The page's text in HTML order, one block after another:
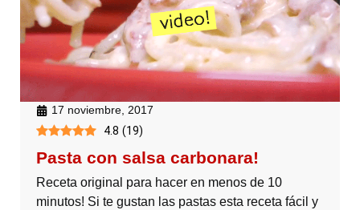
17 noviembre, 2017
4.8 (19)
Pasta con salsa carbonara!
Receta original para hacer en menos de 10
minutos! Si te gustan las pastas esta receta fácil y